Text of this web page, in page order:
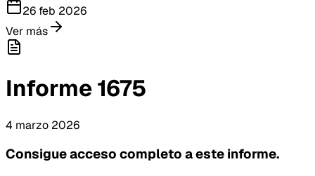
26 feb 2026
Ver más
Informe1675
4 marzo 2026
Consigue acceso completo a este informe.